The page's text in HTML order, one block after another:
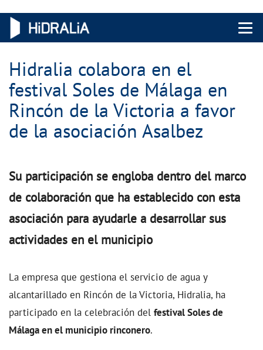
Menu
Hidralia colabora en el
festival Soles de Málaga en
Rincón de la Victoria a favor
de la asociación Asalbez
Su participación se engloba dentro del marco
de colaboración que ha establecido con esta
asociación para ayudarle a desarrollar sus
actividades en el municipio
La empresa que gestiona el servicio de agua y
alcantarillado en Rincón de la Victoria, Hidralia, ha
participado en la celebración del festival Soles de
Málaga en el municipio rinconero.